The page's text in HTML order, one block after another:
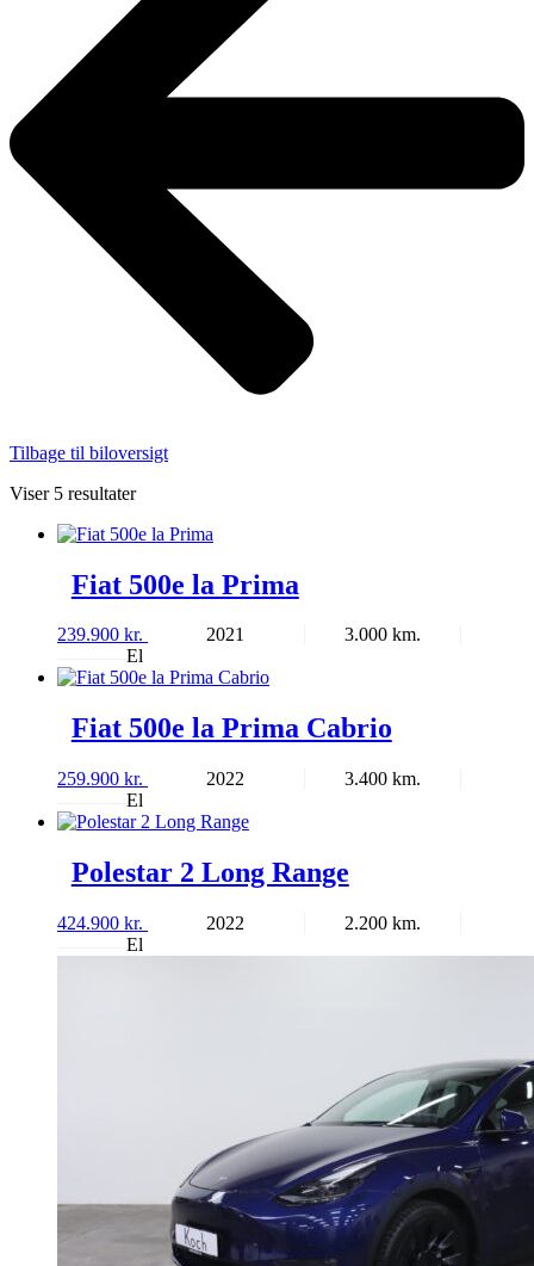
Tilbage til biloversigt
Viser 5 resultater
Fiat 500e la Prima
239.900 kr. 2021
3.000
El
Fiat 500e la Prima Cabrio
259.900 kr. 2022
3.400
El
Polestar 2 Long Range
424.900 kr. 2022
2.200
El